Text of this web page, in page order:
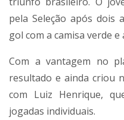
pela Seleção após dois
gol com a camisa verde e
Com a vantagem no
resultado e ainda criou
com Luiz Henrique,
jogadas individuais.